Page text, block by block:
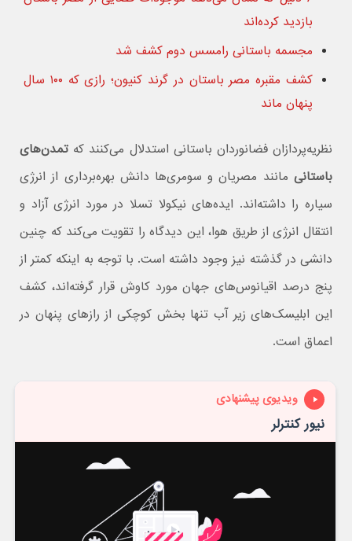
بازدید کرده‌اند
مجسمه باستانی رامسس دوم کشف شد
کشف مقبره مصر باستان در گرند کنیون؛ رازی که ۱۰۰ سال
پنهان ماند
نظریه‌پردازان فضانوردان باستانی استدلال می‌کنند که تمدن‌های
باستانی مانند مصریان و سومری‌ها دانش بهره‌برداری از انرژی
سیاره را داشته‌اند. ایده‌های نیکولا تسلا در مورد انرژی آزاد و
انتقال انرژی از طریق هوا، این دیدگاه را تقویت می‌کند که چنین
دانشی در گذشته نیز وجود داشته است. با توجه به اینکه کمتر از
پنج درصد اقیانوس‌های جهان مورد کاوش قرار گرفته‌اند، کشف
این ابلیسک‌های زیر آب تنها بخش کوچکی از رازهای پنهان در
اعماق است.
ویدیوی پیشنهادی
نیور کنترلر